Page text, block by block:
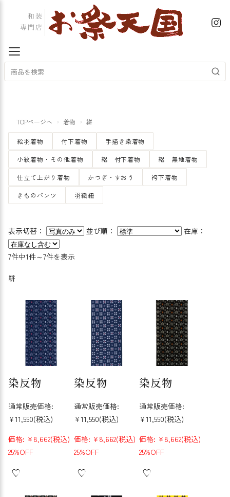
TOPページへ 着物 絣
絵羽着物 付下着物 手描き染着物
小紋着物・その他着物 絽 付下着物 絽 無地着物
仕立て上がり着物 かつぎ・すおう 袴下着物
きものパンツ 羽織紐
表示切替： 並び順： 在庫：
7件中1件～7件を表示
絣
染反物
通常販売価格:
¥11,550(税込)
価格: ¥8,662(税込)
25%OFF
染反物
通常販売価格:
¥11,550(税込)
価格: ¥8,662(税込)
25%OFF
染反物
通常販売価格:
¥11,550(税込)
価格: ¥8,662(税込)
25%OFF